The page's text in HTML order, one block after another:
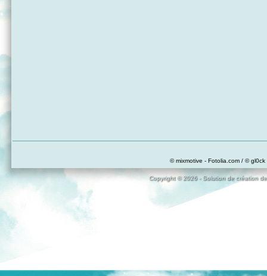
© mixmotive - Fotolia.com / ©
Copyright © 2026 - Solution de création